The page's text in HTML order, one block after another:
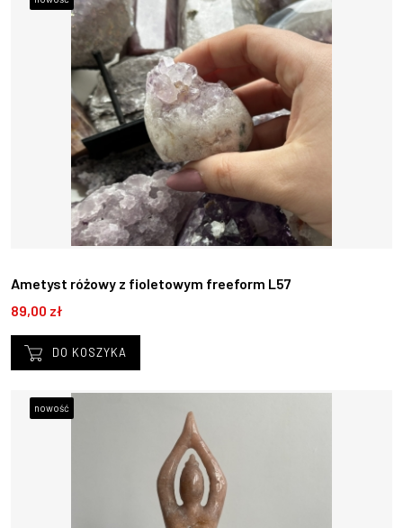
Ametyst różowy z fioletowym freeform L57
89,00 zł
DO KOSZYKA
nowość